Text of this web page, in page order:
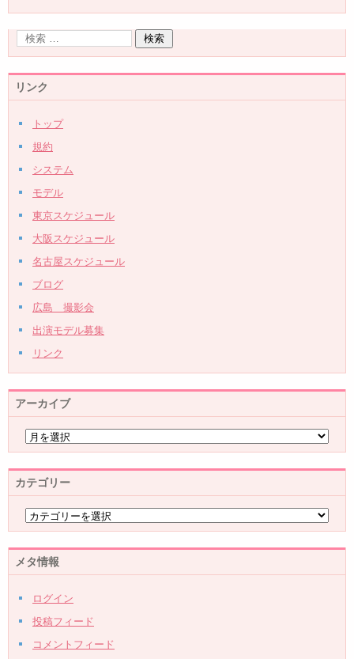
リンク
トップ
規約
システム
モデル
東京スケジュール
大阪スケジュール
名古屋スケジュール
ブログ
広島 撮影会
出演モデル募集
リンク
アーカイブ
カテゴリー
メタ情報
ログイン
投稿フィード
コメントフィード